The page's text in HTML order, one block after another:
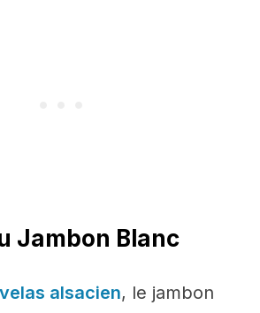
Jambon Blanc
alsacien, le jambon